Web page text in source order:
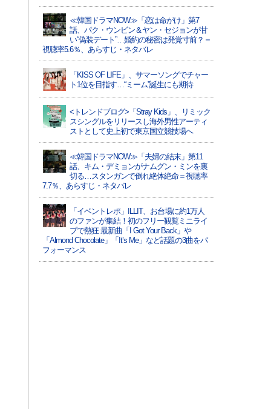
≪韓国ドラマNOW≫「恋は命がけ」第7
話、パク・ウンビン＆ヤン・セジョンが甘
い“偽装デート”…婚約の秘密は発覚寸前？＝
視聴率5.6％、あらすじ・ネタバレ
「KISS OF LIFE」、サマーソングでチャー
ト1位を目指す…“ミーム”誕生にも期待
<トレンドブログ>「Stray Kids」、リミック
スシングルをリリースし海外男性アーティ
ストとして史上初で東京国立競技場へ
≪韓国ドラマNOW≫「夫婦の結末」第11
話、キム・デミョンがナムグン・ミンを裏
切る…スタンガンで倒れ絶体絶命＝視聴率
7.7％、あらすじ・ネタバレ
「イベントレポ」ILLIT、お台場に約1万人
のファンが集結！初のフリー観覧ミニライ
ブで熱狂 最新曲「I Got Your Back」や
「Almond Chocolate」「It’s Me」など話題の3曲をパ
フォーマンス